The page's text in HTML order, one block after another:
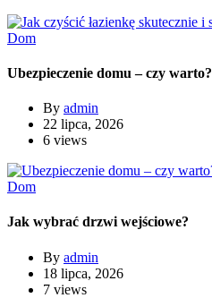
Dom
Ubezpieczenie domu – czy warto?
By admin
22 lipca, 2026
6 views
Dom
Jak wybrać drzwi wejściowe?
By admin
18 lipca, 2026
7 views